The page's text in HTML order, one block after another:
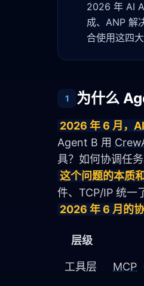
2026 年 AI
成、ANP 解
合使用这四大
1 为什么
2026 年 6 月，
Agent B 用
具？如何协调任务
这个问题的本质
件、TCP/IP 统
2026 年 6 月的
层级
工具层 MCP